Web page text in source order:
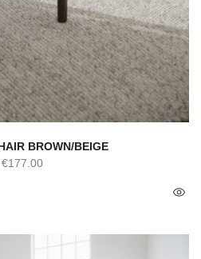
BROWN/BEIGE
€177.00